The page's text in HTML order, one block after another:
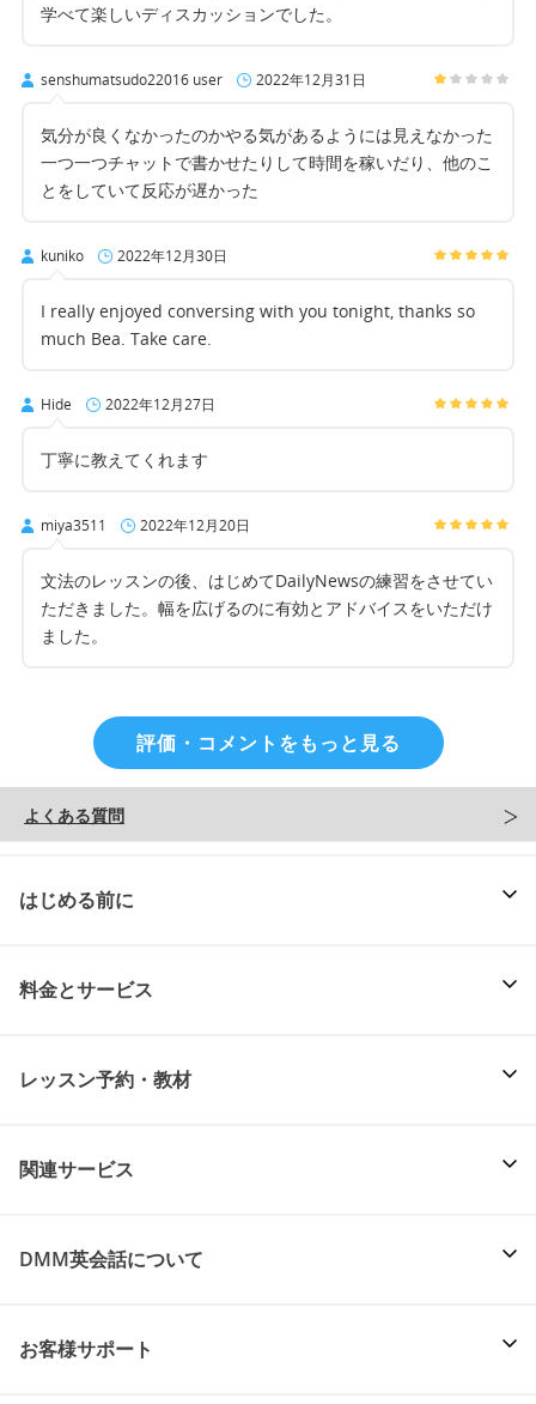
学べて楽しいディスカッションでした。
senshumatsudo22016 user 2022年12月31日
気分が良くなかったのかやる気があるようには見えなかった
一つ一つチャットで書かせたりして時間を稼いだり、他のこ
とをしていて反応が遅かった
kuniko 2022年12月30日
I really enjoyed conversing with you tonight, thanks so
much Bea. Take care.
Hide 2022年12月27日
丁寧に教えてくれます
miya3511 2022年12月20日
文法のレッスンの後、はじめてDailyNewsの練習をさせてい
ただきました。幅を広げるのに有効とアドバイスをいただけ
ました。
評価・コメントをもっと見る
よくある質問
はじめる前に
料金とサービス
レッスン予約・教材
関連サービス
DMM英会話について
お客様サポート